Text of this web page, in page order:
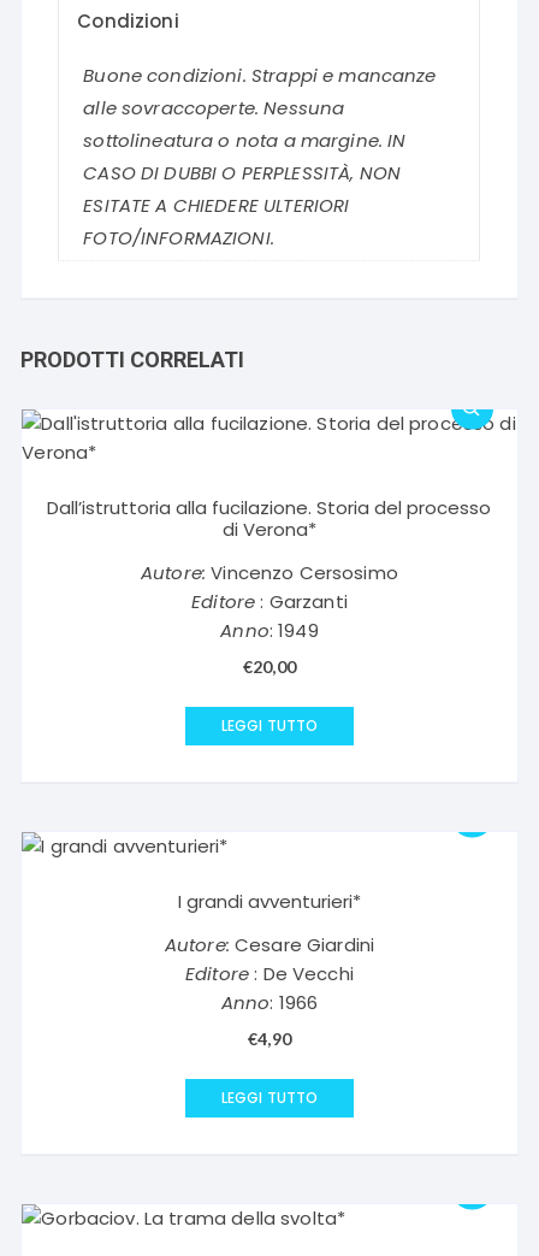
Condizioni
Buone condizioni. Strappi e mancanze
alle sovraccoperte. Nessuna
sottolineatura o nota a margine. IN
CASO DI DUBBI O PERPLESSITÀ, NON
ESITATE A CHIEDERE ULTERIORI
FOTO/INFORMAZIONI.
PRODOTTI CORRELATI
Dall’istruttoria alla fucilazione. Storia del processo
di Verona*
Autore: Vincenzo Cersosimo
Editore: Garzanti
Anno: 1949
€20,00
LEGGI TUTTO
I grandi avventurieri*
Autore: Cesare Giardini
Editore: De Vecchi
Anno: 1966
€4,90
LEGGI TUTTO